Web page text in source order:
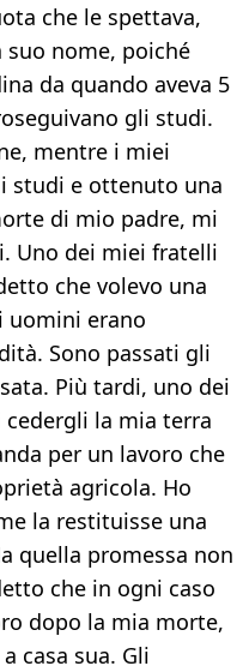
che le spettava,
nome, poiché
da quando aveva 5
gli studi.
mentre i miei
studi e ottenuto una
di mio padre, mi
Uno dei miei fratelli
che volevo una
uomini erano
Sono passati gli
Più tardi, uno dei
la mia terra
per un lavoro che
agricola. Ho
la restituisse una
quella promessa non
che in ogni caso
dopo la mia morte,
casa sua. Gli